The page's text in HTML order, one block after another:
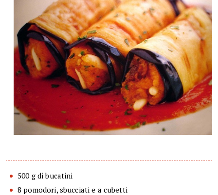
500 g di bucatini
8 pomodori, sbucciati e a cubetti